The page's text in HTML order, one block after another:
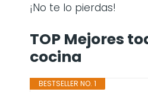
¡No te lo pierdas!
TOP Mejores
cocina
BESTSELLER NO. 1